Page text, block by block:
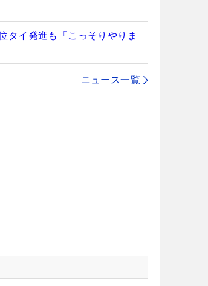
イ発進も「こっそりやりま
ニュース一覧